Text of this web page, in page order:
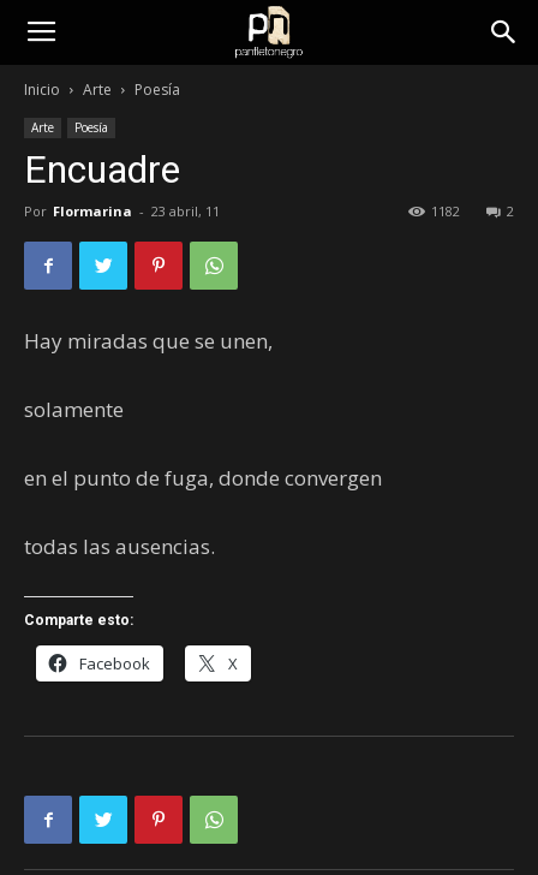
panfletonegro
Inicio Arte Poesía
Arte Poesía
Encuadre
Por Flormarina - 23 abril, 11 2
1182
Hay miradas que se unen,
solamente
en el punto de fuga, donde convergen
todas las ausencias.
Comparte esto:
Facebook X